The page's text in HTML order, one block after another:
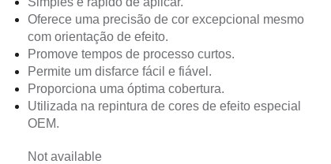
Oferece uma precisão de cor excepcional mesmo
com orientação de efeito.
Promove tempos de processo curtos.
Permite um disfarce fácil e fiável.
Proporciona uma óptima cobertura.
Utilizada na repintura de cores de efeito especial
OEM.
Not available